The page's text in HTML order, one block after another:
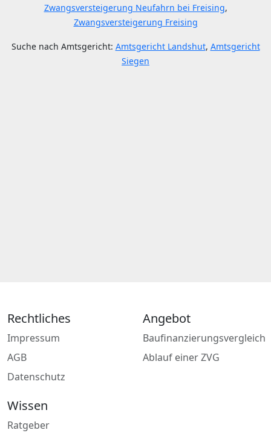
Zwangsversteigerung Neufahrn bei Freising,
Zwangsversteigerung Freising
Suche nach Amtsgericht: Amtsgericht Landshut, Amtsgericht
Siegen
Rechtliches
Impressum
AGB
Datenschutz
Angebot
Baufinanzierungsvergleich
Ablauf einer ZVG
Wissen
Ratgeber